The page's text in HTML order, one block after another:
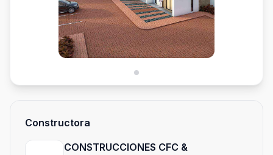
Constructora
CONSTRUCCIONES CFC &